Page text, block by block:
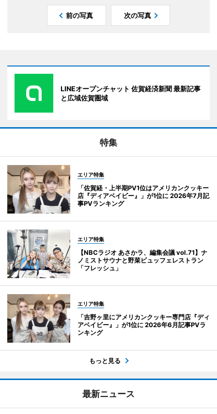
前の写真 次の写真
LINEオープンチャット 佐賀経済新聞 最新記事
と広域佐賀圏域
特集
エリア特集
「佐賀経・上半期PV1位はアメリカンクッキー
店『ディアベイビー』」が1位に 2026年7月記
事PVランキング
エリア特集
【NBCラジオ あさかラ、編集会議 vol.71】ナ
ノミストサウナと野菜ビュッフェレストラン
「フレッシュ」
エリア特集
「吉野ヶ里にアメリカンクッキー専門店『ディ
アベイビー』」が1位に 2026年6月記事PVラ
ンキング
もっと見る
最新ニュース